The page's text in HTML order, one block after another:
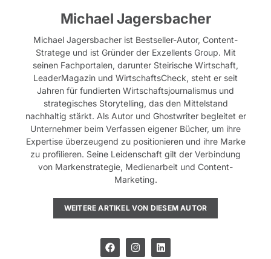
Michael Jagersbacher
Michael Jagersbacher ist Bestseller-Autor, Content-
Stratege und ist Gründer der Exzellents Group. Mit
seinen Fachportalen, darunter Steirische Wirtschaft,
LeaderMagazin und WirtschaftsCheck, steht er seit
Jahren für fundierten Wirtschaftsjournalismus und
strategisches Storytelling, das den Mittelstand
nachhaltig stärkt. Als Autor und Ghostwriter begleitet er
Unternehmer beim Verfassen eigener Bücher, um ihre
Expertise überzeugend zu positionieren und ihre Marke
zu profilieren. Seine Leidenschaft gilt der Verbindung
von Markenstrategie, Medienarbeit und Content-
Marketing.
WEITERE ARTIKEL VON DIESEM AUTOR